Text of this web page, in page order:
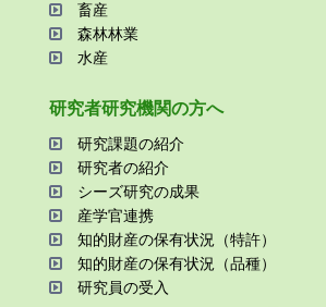
畜産
森林林業
⽔産
研究者研究機関の⽅へ
研究課題の紹介
研究者の紹介
シーズ研究の成果
産学官連携
知的財産の保有状況（特許）
知的財産の保有状況（品種）
研究員の受⼊